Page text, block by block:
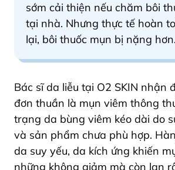
sớm cải thiện nếu chăm bôi
tại nhà. Nhưng thực tế hoàn
lại, bôi thuốc mụn bị nặng hơn.
Bác sĩ da liễu tại O2 SKIN nhận
đơn thuần là mụn viêm thông
trạng da bùng viêm kéo dài do
và sản phẩm chưa phù hợp.
da suy yếu, da kích ứng khiến
những không giảm mà còn lan